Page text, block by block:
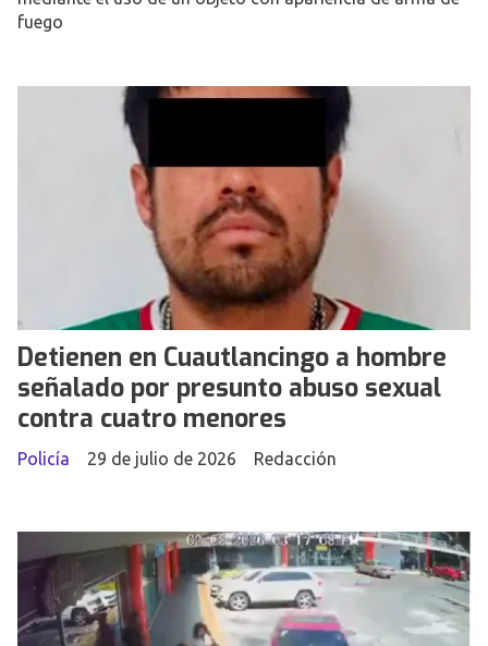
fuego
Detienen en Cuautlancingo a hombre
señalado por presunto abuso sexual
contra cuatro menores
Redacción
Policía 29 de julio de 2026